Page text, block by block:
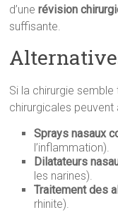
d’unerévision
suffisante.
Si la chirurgie
chirurgicales peuvent
Sprays nasaux
l’inflammation).
Dilatateurs
les narines).
Traitement des
rhinite).